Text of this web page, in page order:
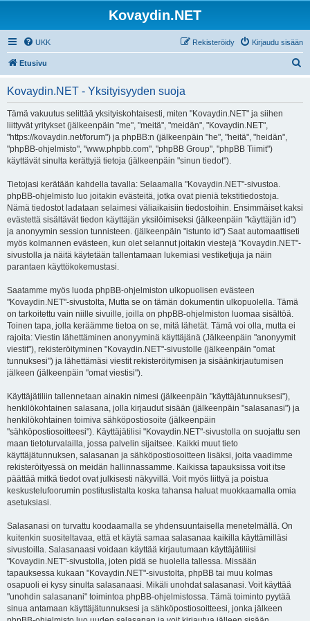
Kovaydin.NET
UKK Kirjaudu sisään
Rekisteröidy
Etusivu
Kovaydin.NET - Yksityisyyden suoja
Tämä vakuutus selittää yksityiskohtaisesti, miten "Kovaydin.NET" ja siihen
liittyvät yritykset (jälkeenpäin "me", "meitä", "meidän", "Kovaydin.NET",
"https://kovaydin.net/forum") ja phpBB:n (jälkeenpäin "he", "heitä", "heidän",
"phpBB-ohjelmisto", "www.phpbb.com", "phpBB Group", "phpBB Tiimit")
käyttävät sinulta kerättyjä tietoja (jälkeenpäin "sinun tiedot").
Tietojasi kerätään kahdella tavalla: Selaamalla "Kovaydin.NET"-sivustoa.
phpBB-ohjelmisto luo joitakin evästeitä, jotka ovat pieniä tekstitiedostoja.
Nämä tiedostot ladataan selaimesi väliaikaisiin tiedostoihin. Ensimmäiset kaksi
evästettä sisältävät tiedon käyttäjän yksilöimiseksi (jälkeenpäin "käyttäjän id")
ja anonyymin session tunnisteen. (jälkeenpäin "istunto id") Saat automaattiseti
myös kolmannen evästeen, kun olet selannut joitakin viestejä "Kovaydin.NET"-
sivustolla ja näitä käytetään tallentamaan lukemiasi vestiketjuja ja näin
parantaen käyttökokemustasi.
Saatamme myös luoda phpBB-ohjelmiston ulkopuolisen evästeen
"Kovaydin.NET"-sivustolta, Mutta se on tämän dokumentin ulkopuolella. Tämä
on tarkoitettu vain niille sivuille, joilla on phpBB-ohjelmiston luomaa sisältöä.
Toinen tapa, jolla keräämme tietoa on se, mitä lähetät. Tämä voi olla, mutta ei
rajoita: Viestin lähettäminen anonyyminä käyttäjänä (Jälkeenpäin "anonyymit
viestit"), rekisteröityminen "Kovaydin.NET"-sivustolle (jälkeenpäin "omat
tunnuksesi") ja lähettämäsi viestit rekisteröitymisen ja sisäänkirjautumisen
jälkeen (jälkeenpäin "omat viestisi").
Käyttäjätiliin tallennetaan ainakin nimesi (jälkeenpäin "käyttäjätunnuksesi"),
henkilökohtainen salasana, jolla kirjaudut sisään (jälkeenpäin "salasanasi") ja
henkilökohtainen toimiva sähköpostiosoite (jälkeenpäin
"sähköpostiosoitteesi"). Käyttäjätilisi "Kovaydin.NET"-sivustolla on suojattu sen
maan tietoturvalailla, jossa palvelin sijaitsee. Kaikki muut tieto
käyttäjätunnuksen, salasanan ja sähköpostiosoitteen lisäksi, joita vaadimme
rekisteröityessä on meidän hallinnassamme. Kaikissa tapauksissa voit itse
päättää mitkä tiedot ovat julkisesti näkyvillä. Voit myös liittyä ja poistua
keskustelufoorumin postituslistalta koska tahansa haluat muokkaamalla omia
asetuksiasi.
Salasanasi on turvattu koodaamalla se yhdensuuntaisella menetelmällä. On
kuitenkin suositeltavaa, että et käytä samaa salasanaa kaikilla käyttämilläsi
sivustoilla. Salasanaasi voidaan käyttää kirjautumaan käyttäjätiliisi
"Kovaydin.NET"-sivustolla, joten pidä se huolella tallessa. Missään
tapauksessa kukaan "Kovaydin.NET"-sivustolta, phpBB tai muu kolmas
osapuoli ei kysy sinulta salasanaasi. Mikäli unohdat salasanasi. Voit käyttää
"unohdin salasanani" toimintoa phpBB-ohjelmistossa. Tämä toiminto pyytää
sinua antamaan käyttäjätunnuksesi ja sähköpostiosoitteesi, jonka jälkeen